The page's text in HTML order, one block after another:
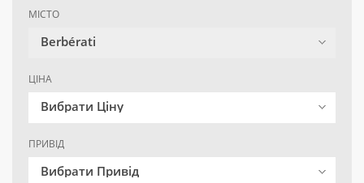
МІСТО
Berbérati
ЦІНА
Вибрати Ціну
ПРИВІД
Вибрати Привід